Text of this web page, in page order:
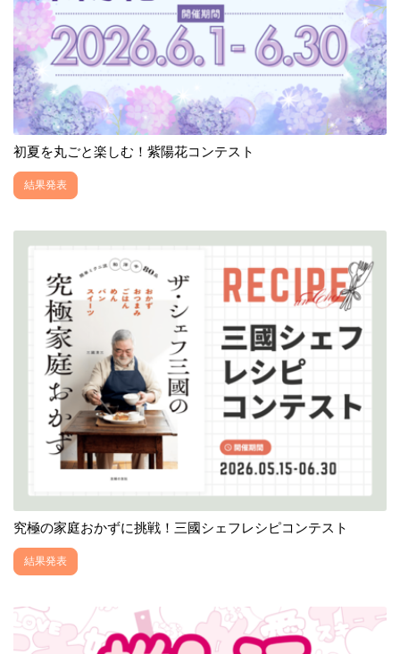
初夏を丸ごと楽しむ！紫陽花コンテスト
結果発表
究極の家庭おかずに挑戦！三國シェフレシピコンテスト
結果発表